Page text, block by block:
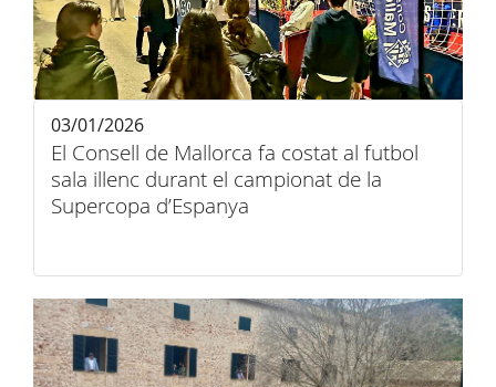
El Consell de Mallorca fa costat al futbol
sala illenc durant el campionat de la
Supercopa d’Espanya
03/01/2026